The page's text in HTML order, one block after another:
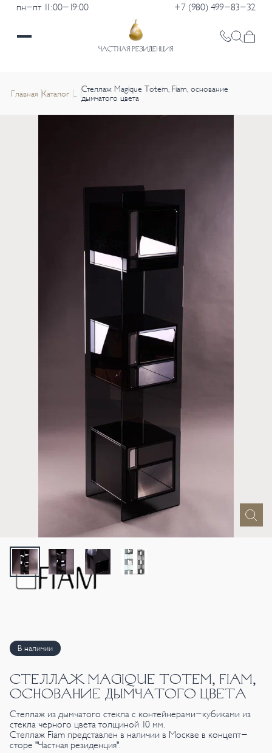
пн-пт 11:00-19:00 +7 (980) 499-83-32
Главная Каталог
Стеллаж Magique Totem, Fiam, основание
дымчатого цвета
В наличии
СТЕЛЛАЖ MAGIQUE TOTEM, FIAM,
ОСНОВАНИЕ ДЫМЧАТОГО ЦВЕТА
Стеллаж из дымчатого стекла с контейнерами-кубиками из
стекла черного цвета толщиной 10 мм.
Стеллаж Fiam представлен в наличии в Москве в концепт-
сторе "Частная резиденция".